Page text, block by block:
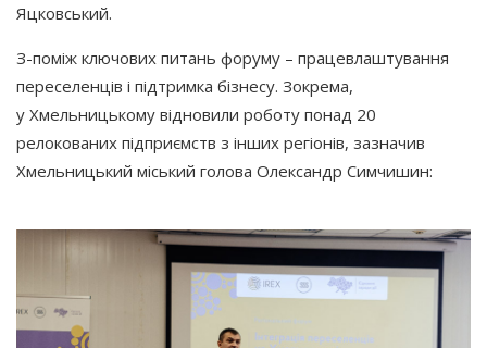
Яцковський.
З-поміж ключових питань форуму – працевлаштування
переселенців і підтримка бізнесу. Зокрема,
у Хмельницькому відновили роботу понад 20
релокованих підприємств з інших регіонів, зазначив
Хмельницький міський голова Олександр Симчишин: